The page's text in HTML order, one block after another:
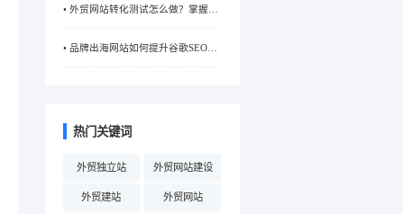
• 外贸网站转化测试怎么做？掌握这
• 品牌出海网站如何提升谷歌SEO排
热门关键词
外贸独立站 外贸网站建设
外贸建站 外贸网站